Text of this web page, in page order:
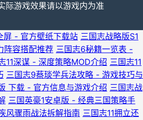
际游戏效果请以游戏内为准
屏 - 官方壁纸下载站 三国志战略版S1
阵容搭配推荐 三国志6秘籍一览表 -
11深谋 - 深度策略MOD介绍 三国志11
三国志9蔡琰学兵法攻略 - 游戏技巧与
下载 - 官方信息与游戏介绍 三国志战
三国英豪1安卓版 - 经典三国策略手
风骤雨战法拆解指南 三国志11拥立还